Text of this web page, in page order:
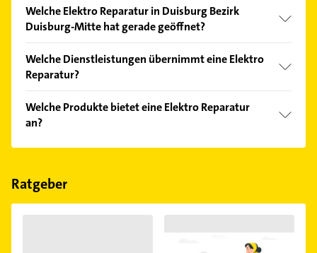
Kundenmeinungen und profitieren Sie von den
Empfehlungen. Die Suchergebnisse können Sie sich
Welche Elektro Reparatur in Duisburg Bezirk
Duisburg-Mitte hat gerade geöffnet?
Bitte beachten Sie, dass diese an Sonn- und
Feiertagen abweichen können.
Welche Dienstleistungen übernimmt eine Elektro
Reparatur?
Kabelverlegung, E-Check, Elektroinstallation,
Hausinstallationen und Beleuchtungsanlagen.
Welche Produkte bietet eine Elektro Reparatur
an?
Das Angebot umfasst unter anderem SAT- und
Kaffeemaschinen.
Ratgeber